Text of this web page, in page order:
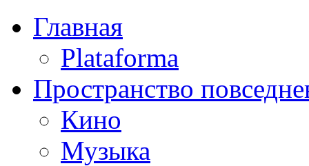
Главная
Plataforma
Пространство
Кино
Музыка